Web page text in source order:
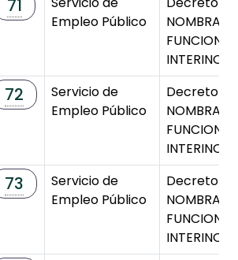
71
Empleo Público
72
Servicio de
Empleo Público
Decreto de
73
Servicio de
Empleo Público
Decreto de